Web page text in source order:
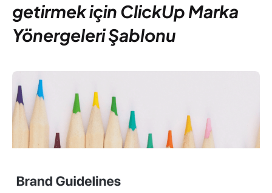
getirmek için ClickUp Marka
Yönergeleri Şablonu